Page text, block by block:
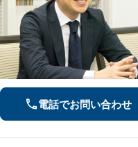
電話でお問い合わせ